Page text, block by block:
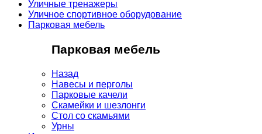
Уличные тренажеры
Уличное спортивное оборудование
Парковая мебель
Парковая мебель
Назад
Навесы и перголы
Парковые качели
Скамейки и шезлонги
Стол со скамьями
Урны